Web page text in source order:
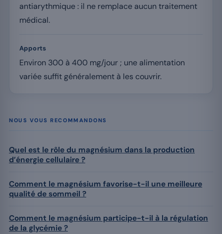
antiarythmique : il ne remplace aucun traitement
médical.
Apports
Environ 300 à 400 mg/jour ; une alimentation
variée suffit généralement à les couvrir.
NOUS VOUS RECOMMANDONS
Quel est le rôle du magnésium dans la production
d’énergie cellulaire ?
Comment le magnésium favorise-t-il une meilleure
qualité de sommeil ?
Comment le magnésium participe-t-il à la régulation
de la glycémie ?